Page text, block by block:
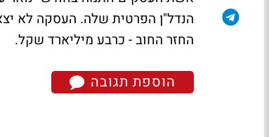
הנדל"ן הפרטית שלה. העסקה לא
החזר החוב - כרבע מיליארד שקל.
הוספת תגובה